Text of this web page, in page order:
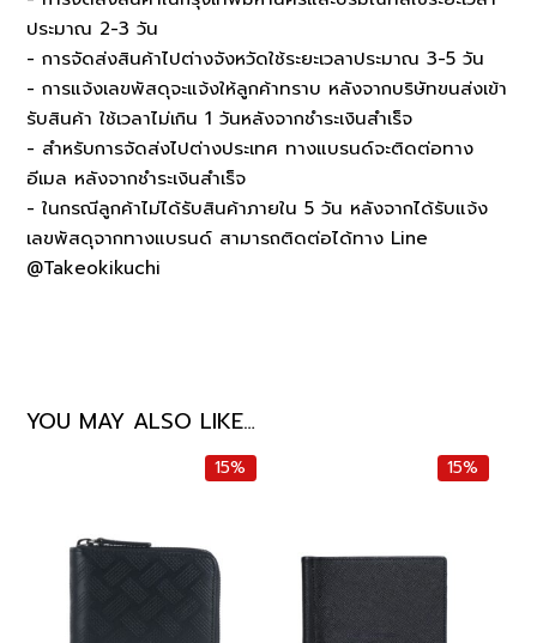
ประมาณ 2-3 วัน
- การจัดส่งสินค้าไปต่างจังหวัดใช้ระยะเวลาประมาณ 3-5 วัน
- การแจ้งเลขพัสดุจะแจ้งให้ลูกค้าทราบ หลังจากบริษัทขนส่งเข้า
รับสินค้า ใช้เวลาไม่เกิน 1 วันหลังจากชำระเงินสำเร็จ
- สำหรับการจัดส่งไปต่างประเทศ ทางแบรนด์จะติดต่อทาง
อีเมล หลังจากชำระเงินสำเร็จ
- ในกรณีลูกค้าไม่ได้รับสินค้าภายใน 5 วัน หลังจากได้รับแจ้ง
เลขพัสดุจากทางแบรนด์ สามารถติดต่อได้ทาง Line
@Takeokikuchi
YOU MAY ALSO LIKE…
15% 15%